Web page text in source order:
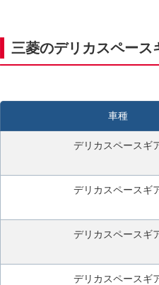
力
3
料
三菱のデリカスペース
車種
デリカスペースギ
デリカスペースギ
デリカスペースギ
デリカスペースギ